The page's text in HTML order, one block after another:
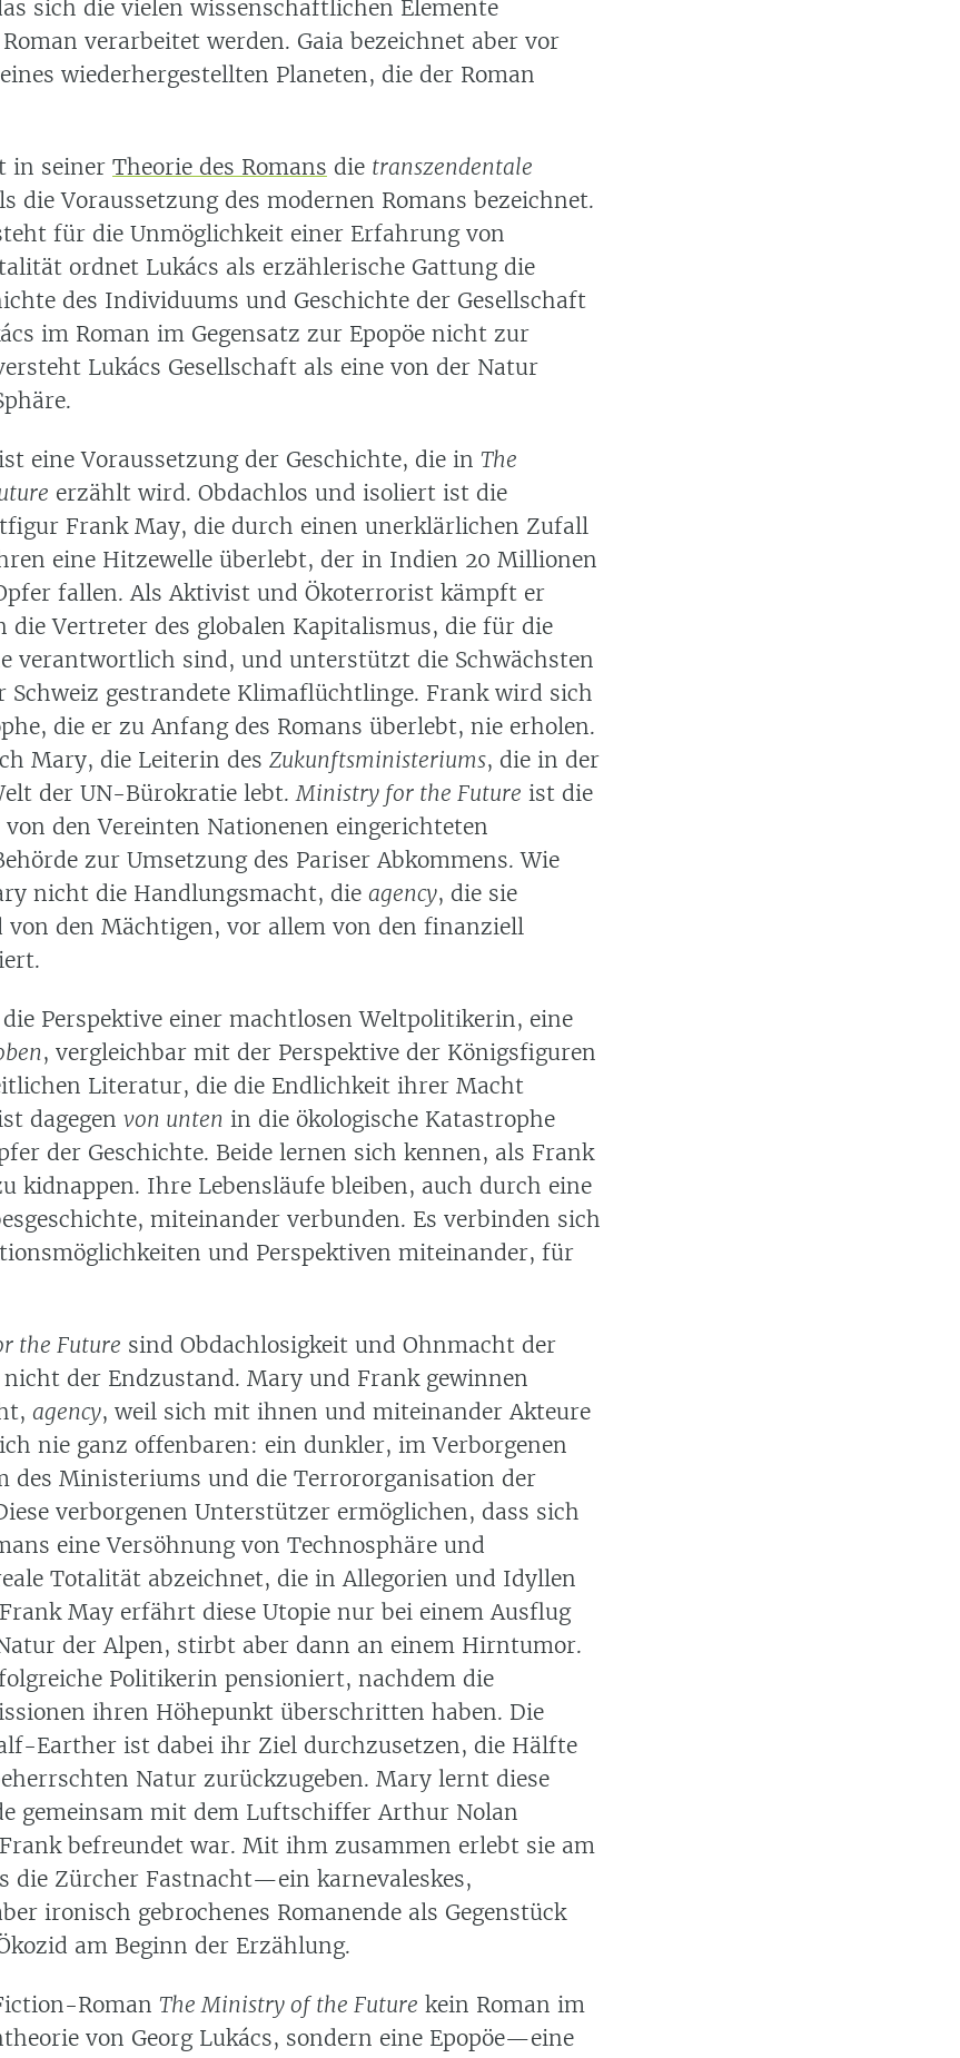
sich die vielen wissenschaftlichen Elemente
verarbeitet werden. Gaia bezeichnet aber vor
wiederhergestellten Planeten, die der Roman
in seiner Theorie des Romans die transzendentale
die Voraussetzung des modernen Romans bezeichnet.
für die Unmöglichkeit einer Erfahrung von
ordnet Lukács als erzählerische Gattung die
des Individuums und Geschichte der Gesellschaft
im Roman im Gegensatz zur Epopöe nicht zur
Lukács Gesellschaft als eine von der Natur
eine Voraussetzung der Geschichte, die in The
erzählt wird. Obdachlos und isoliert ist die
Frank May, die durch einen unerklärlichen Zufall
eine Hitzewelle überlebt, der in Indien 20 Millionen
fallen. Als Aktivist und Ökoterrorist kämpft er
die Vertreter des globalen Kapitalismus, die für die
verantwortlich sind, und unterstützt die Schwächsten
Schweiz gestrandete Klimaflüchtlinge. Frank wird sich
die er zu Anfang des Romans überlebt, nie erholen.
Mary, die Leiterin des Zukunftsministeriums, die in der
der UN-Bürokratie lebt.Ministry for the Future ist die
von den Vereinten Nationenen eingerichteten
zur Umsetzung des Pariser Abkommens. Wie
nicht die Handlungsmacht, die agency, die sie
von den Mächtigen, vor allem von den finanziell
Perspektive einer machtlosen Weltpolitikerin, eine
, vergleichbar mit der Perspektive der Königsfiguren
Literatur, die die Endlichkeit ihrer Macht
dagegen von unten in die ökologische Katastrophe
der Geschichte. Beide lernen sich kennen, als Frank
kidnappen. Ihre Lebensläufe bleiben, auch durch eine
miteinander verbunden. Es verbinden sich
und Perspektiven miteinander, für
the Future sind Obdachlosigkeit und Ohnmacht der
der Endzustand. Mary und Frank gewinnen
agency, weil sich mit ihnen und miteinander Akteure
nie ganz offenbaren: ein dunkler, im Verborgenen
des Ministeriums und die Terrororganisation der
verborgenen Unterstützer ermöglichen, dass sich
eine Versöhnung von Technosphäre und
Totalität abzeichnet, die in Allegorien und Idyllen
May erfährt diese Utopie nur bei einem Ausflug
der Alpen, stirbt aber dann an einem Hirntumor.
Politikerin pensioniert, nachdem die
ihren Höhepunkt überschritten haben. Die
Earther ist dabei ihr Ziel durchzusetzen, die Hälfte
Natur zurückzugeben. Mary lernt diese
gemeinsam mit dem Luftschiffer Arthur Nolan
befreundet war. Mit ihm zusammen erlebt sie am
die Zürcher Fastnacht—ein karnevaleskes,
ironisch gebrochenes Romanende als Gegenstück
am Beginn der Erzählung.
Roman The Ministry of the Future kein Roman im
von Georg Lukács, sondern eine Epopöe—eine